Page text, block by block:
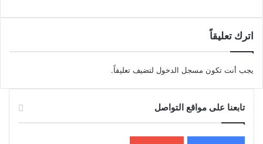
اترك تعليقاً
يجب أنت تكون مسجل الدخول لتضيف تعليقاً.
تابعنا على مواقع التواصل